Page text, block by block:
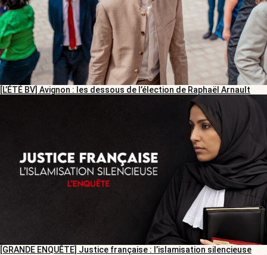
[L’ÉTÉ BV] Avignon : les dessous de l’élection de Raphaël Arnault
[GRANDE ENQUÊTE] Justice française : l’islamisation silencieuse